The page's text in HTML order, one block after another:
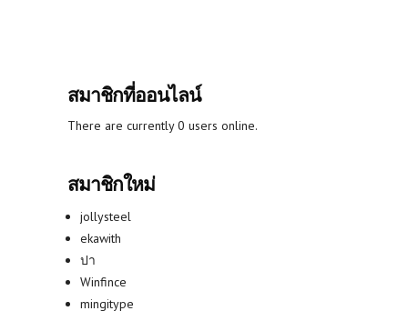
สมาชิกที่ออนไลน์
There are currently 0 users online.
สมาชิกใหม่
jollysteel
ekawith
ปา
Winfince
mingitype